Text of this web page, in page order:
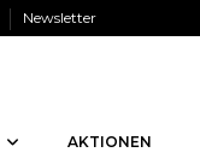
Newsletter
AKTIONEN